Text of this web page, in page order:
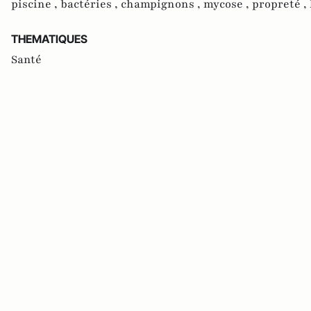
piscine , bactéries , champignons , mycose , propreté ,
THEMATIQUES
Santé